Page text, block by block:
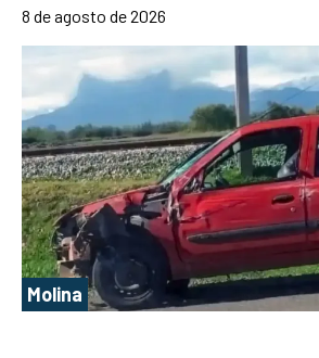
8 de agosto de 2026
Molina